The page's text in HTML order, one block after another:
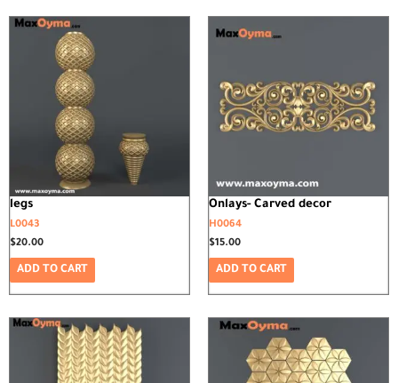
legs
L0043
$20.00
ADD TO CART
Onlays- Carved decor
H0064
$15.00
ADD TO CART